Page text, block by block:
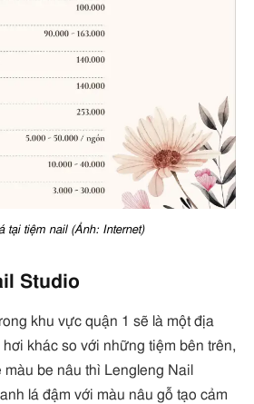
tại tiệm nail (Ảnh: Internet)
Studio
khu vực quận 1 sẽ là một địa
khác so với những tiệm bên trên,
be nâu thì Lengleng Nail
lá đậm với màu nâu gỗ tạo cảm